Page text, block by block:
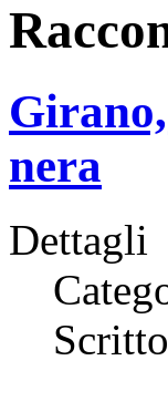
nera
Dettagli